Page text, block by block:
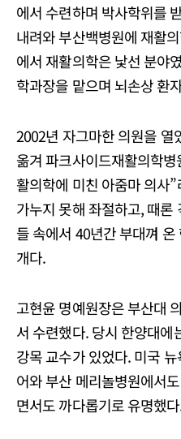
에서 수련하며 박사학위를
내려와 부산백병원에 재활
에서 재활의학은 낯선 분야
학과장을 맡으며 뇌손상 환
2002년 자그마한 의원을 열
옮겨 파크사이드재활의학
활의학에 미친 아줌마 의사
가누지 못해 좌절하고, 때
들 속에서 40년간 부대껴
개다.
고현윤 명예원장은 부산대
서 수련했다. 당시 한양대에
강목 교수가 있었다. 미국
어와 부산 메리놀병원에서
면서도 까다롭기로 유명했